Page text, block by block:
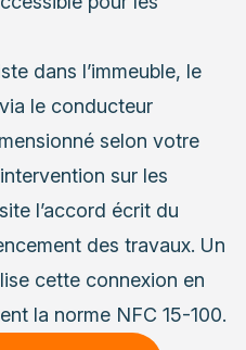
dans l’immeuble, le
le conducteur
selon votre
sur les
l’accord écrit du
des travaux. Un
cette connexion en
la norme NFC 15-100.